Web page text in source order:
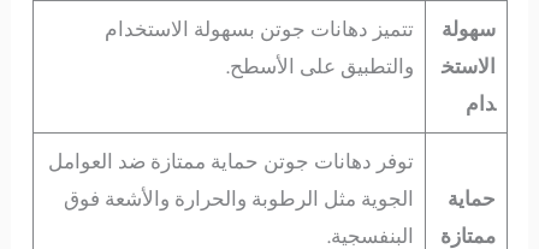
سهولة
الاستخ
دام
تتميز دهانات جوتن بسهولة الاستخدام
والتطبيق على الأسطح.
حماية
ممتازة
توفر دهانات جوتن حماية ممتازة ضد العوامل
الجوية مثل الرطوبة والحرارة والأشعة فوق
البنفسجية.